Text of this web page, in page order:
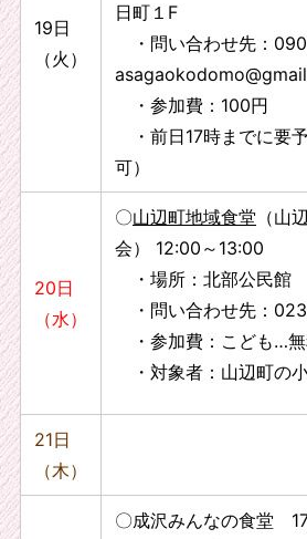
19日
（火）
日町１F
・問い合わせ先：
・参加費：100円
・前日17時までに要
可）
20日
（水）
〇山辺町地域食堂 （山
会） 12:00～13:00
・場所：北部公民館
・問い合わせ先：
・参加費：こども…
・対象者：山辺町の
21日
（木）
〇成沢みんなの食堂